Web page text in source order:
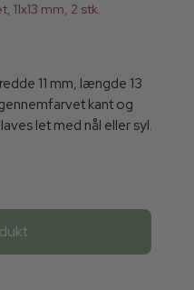
mm, 2 stk.
11 mm, længde 13
kant og
let med nål eller syl.